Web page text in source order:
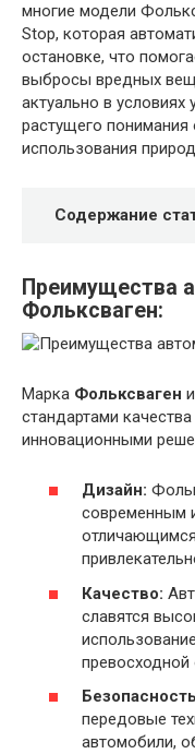
многие модели
Stop, которая
остановке, что
выбросы вредных
актуально в условиях
растущего
использования
Содержание
Преимущества
Фольксваген:
Марка Фольксваген
стандартами
инновационными
Дизайн:
современным
Качество:
славятся
превосходной
передовые
автомобили,